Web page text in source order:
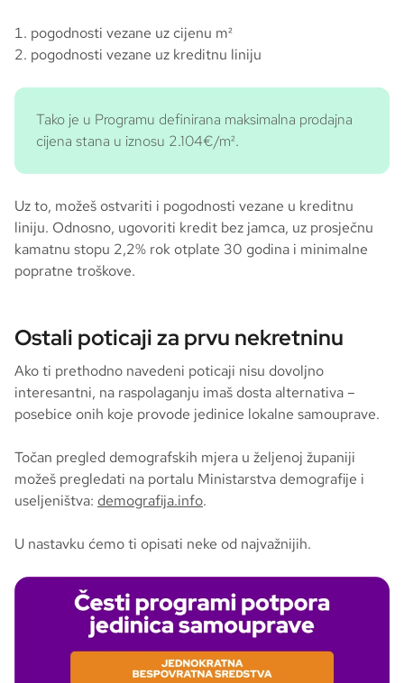
pogodnosti vezane uz cijenu m²
pogodnosti vezane uz kreditnu liniju
Tako je u Programu definirana maksimalna prodajna
cijena stana u iznosu 2.104€/m².
Uz to, možeš ostvariti i pogodnosti vezane u kreditnu
liniju. Odnosno, ugovoriti kredit bez jamca, uz prosječnu
kamatnu stopu 2,2% rok otplate 30 godina i minimalne
popratne troškove.
Ostali poticaji za prvu nekretninu
Ako ti prethodno navedeni poticaji nisu dovoljno
interesantni, na raspolaganju imaš dosta alternativa –
posebice onih koje provode jedinice lokalne samouprave.
Točan pregled demografskih mjera u željenoj županiji
možeš pregledati na portalu Ministarstva demografije i
useljeništva: demografija.info.
U nastavku ćemo ti opisati neke od najvažnijih.